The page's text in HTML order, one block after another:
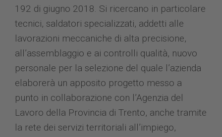
192 di giugno 2018. Si ricercano in particolare
tecnici, saldatori specializzati, addetti alle
lavorazioni meccaniche di alta precisione,
all’assemblaggio e ai controlli qualità, nuovo
personale per la selezione del quale l’azienda
elaborerà un apposito progetto messo a
punto in collaborazione con l’Agenzia del
Lavoro della Provincia di Trento, anche tramite
la rete dei servizi territoriali all’impiego,